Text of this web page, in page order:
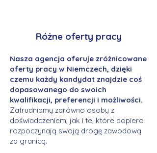
Różne oferty pracy
Nasza agencja oferuje zróżnicowane
oferty pracy w Niemczech, dzięki
czemu każdy kandydat znajdzie coś
dopasowanego do swoich
kwalifikacji, preferencji i możliwości.
Zatrudniamy zarówno osoby z
doświadczeniem, jak i te, które dopiero
rozpoczynają swoją drogę zawodową
za granicą.